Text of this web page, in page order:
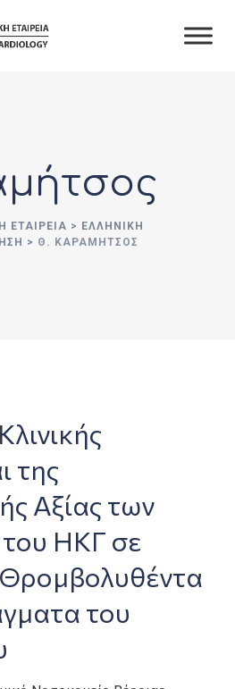
ΕΤΑΙΡΕΊΑ > ΕΛΛΗΝΙΚΗ
> Θ. ΚΑΡΑΜΉΤΣΟΣ
της
Αξίας των
ΗΚΓ σε
Θρομβολυθέντα
του